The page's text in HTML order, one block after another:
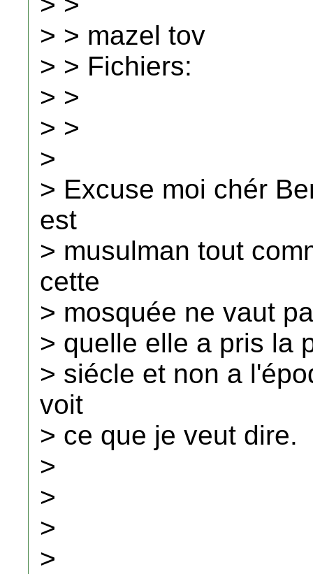
> > mazel tov
> > Fichiers:
> >
> >
>
> Excuse moi chér
est
> musulman tout
cette
> mosquée ne vaut
> quelle elle a pris la
> siécle et non a
voit
> ce que je veut dire.
>
>
>
>